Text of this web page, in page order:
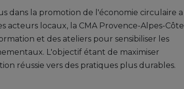
dans la promotion de l'économie circulaire a
acteurs locaux, la CMA Provence-Alpes-Côte
et des ateliers pour sensibiliser les
L'objectif étant de maximiser
réussie vers des pratiques plus durables.